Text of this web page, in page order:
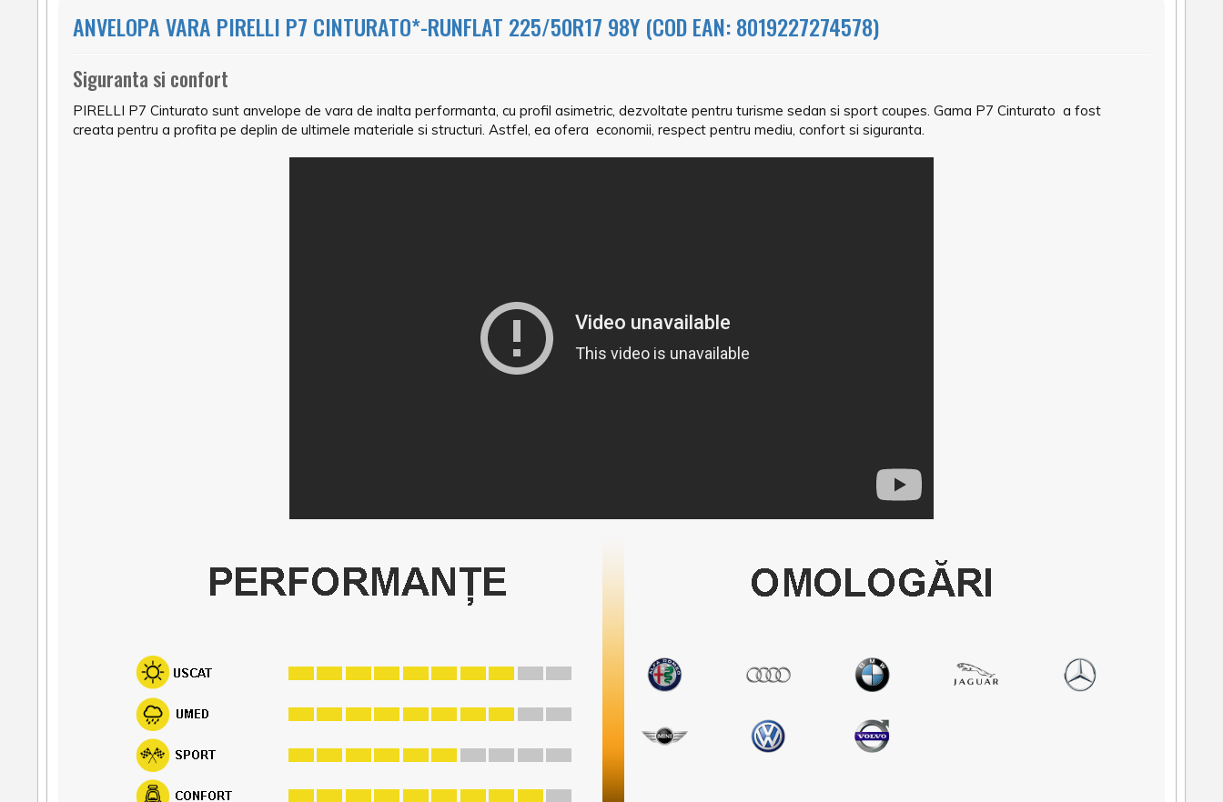
ANVELOPA VARA PIRELLI P7 CINTURATO*-RUNFLAT 225/50R17 98Y (COD EAN: 8019227274578)
Siguranta si confort
PIRELLI P7 Cinturato sunt anvelope de vara de inalta performanta, cu profil asimetric, dezvoltate pentru turisme sedan si sport coupes. Gama P7 Cinturato a fost
creata pentru a profita pe deplin de ultimele materiale si structuri. Astfel, ea ofera economii, respect pentru mediu, confort si siguranta.